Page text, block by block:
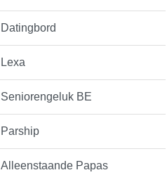
Datingbord
Lexa
Seniorengeluk BE
Parship
Alleenstaande Papas